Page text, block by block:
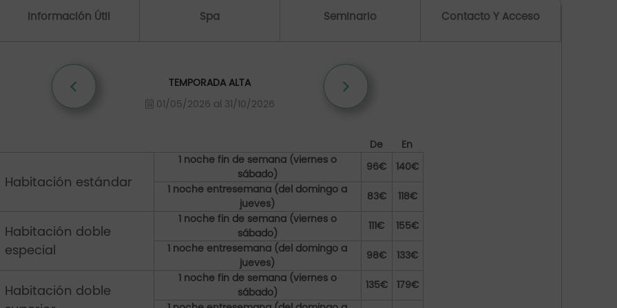
Información Útil Spa Seminario Contacto Y Acceso
TEMPORADA ALTA
01/05/2026 al 31/10/2026
De En
Habitación estándar
1 noche fin de semana (viernes o
sábado)
96€
140€
1 noche entresemana (del domingo a
jueves)
83€ 118€
Habitación doble
especial
1 noche fin de semana (viernes o
sábado)
111€
155€
1 noche entresemana (del domingo a
jueves)
98€ 133€
Habitación doble
1 noche fin de semana (viernes o
sábado)
135€
179€